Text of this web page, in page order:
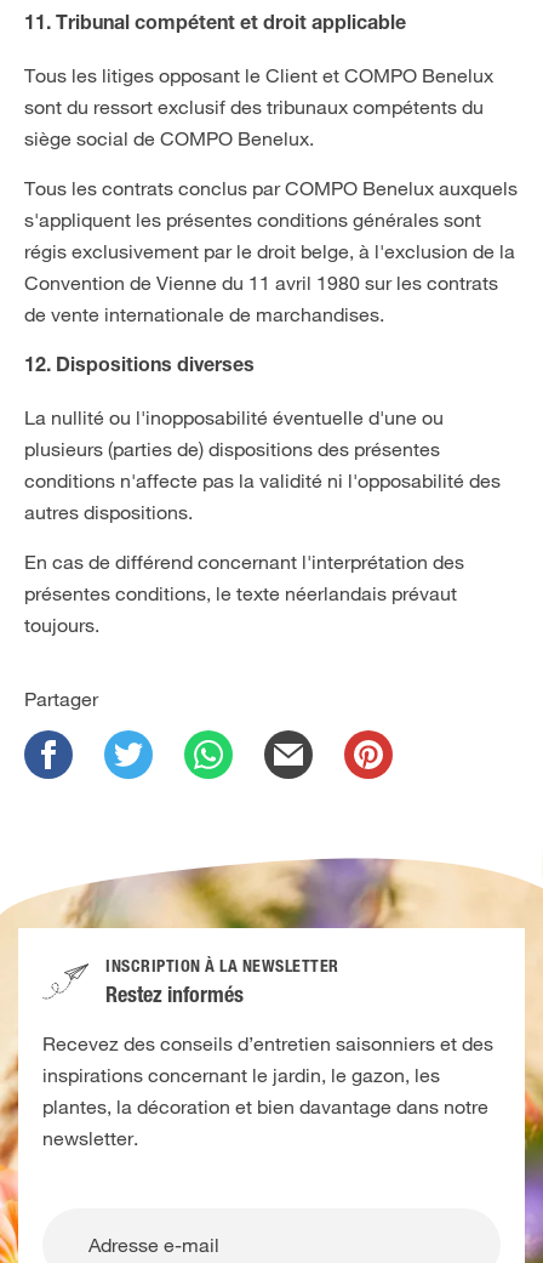
11. Tribunal compétent et droit applicable
Tous les litiges opposant le Client et COMPO Benelux
sont du ressort exclusif des tribunaux compétents du
siège social de COMPO Benelux.
Tous les contrats conclus par COMPO Benelux auxquels
s'appliquent les présentes conditions générales sont
régis exclusivement par le droit belge, à l'exclusion de la
Convention de Vienne du 11 avril 1980 sur les contrats
de vente internationale de marchandises.
12. Dispositions diverses
La nullité ou l'inopposabilité éventuelle d'une ou
plusieurs (parties de) dispositions des présentes
conditions n'affecte pas la validité ni l'opposabilité des
autres dispositions.
En cas de différend concernant l'interprétation des
présentes conditions, le texte néerlandais prévaut
toujours.
Partager
INSCRIPTION À LA NEWSLETTER
Restez informés
Recevez des conseils d’entretien saisonniers et des
inspirations concernant le jardin, le gazon, les
plantes, la décoration et bien davantage dans notre
newsletter.